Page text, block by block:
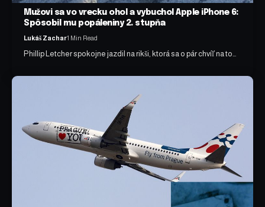
Mužovi sa vo vrecku ohol a vybuchol Apple iPhone 6:
Spôsobil mu popáleniny 2. stupňa
Lukáš Zachar1 Min Read
Phillip Letcher spokojne jazdil na rikši, ktorá sa o pár chvíľ na to…